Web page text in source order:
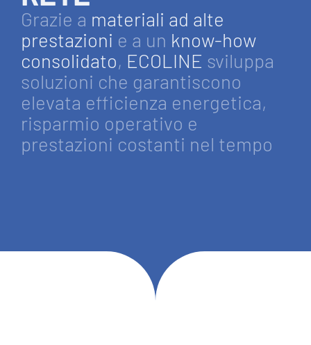
Grazie a materiali ad alte
prestazioni e a un know-how
consolidato, ECOLINE sviluppa
soluzioni che garantiscono
elevata efficienza energetica,
risparmio operativo e
prestazioni costanti nel tempo